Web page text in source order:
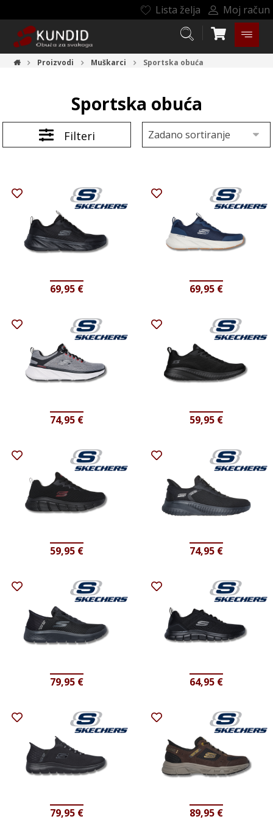
Lista želja Moj račun
Proizvodi Muškarci Sportska obuća
Sportska obuća
Filteri
69,95 € 69,95 €
74,95 € 59,95 €
59,95 € 74,95 €
79,95 € 64,95 €
79,95 € 89,95 €